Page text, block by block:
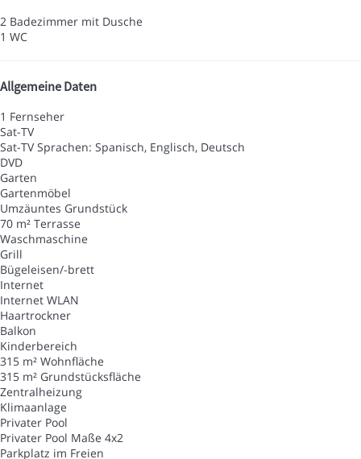
2 Badezimmer mit Dusche
1 WC
Allgemeine Daten
1 Fernseher
Sat-TV
Sat-TVSprachen: Spanisch, Englisch, Deutsch
DVD
Garten
Gartenmöbel
Umzäuntes Grundstück
70 m² Terrasse
Waschmaschine
Grill
Bügeleisen/-brett
Internet
Internet WLAN
Haartrockner
Balkon
Kinderbereich
315 m² Wohnfläche
315 m² Grundstücksfläche
Zentralheizung
Klimaanlage
Privater Pool
Privater Pool Maße 4x2
Parkplatz im Freien